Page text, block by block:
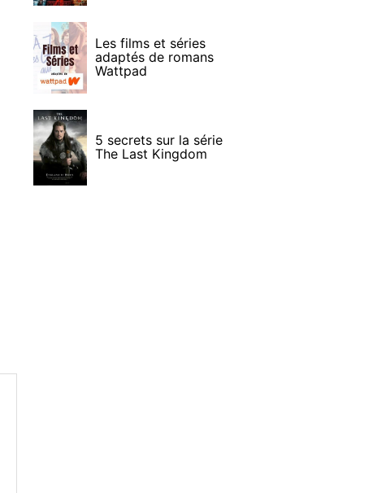
Les films et séries
adaptés de romans
Wattpad
5 secrets sur la série
The Last Kingdom